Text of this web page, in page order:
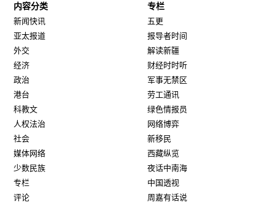
内容分类
新闻快讯
亚太报道
外交
经济
政治
港台
科教文
人权法治
社会
媒体网络
少数民族
专栏
评论
专栏
五更
报导者时间
解读新疆
财经时时听
军事无禁区
劳工通讯
绿色情报员
网络博弈
新移民
西藏纵览
夜话中南海
中国透视
周嘉有话说